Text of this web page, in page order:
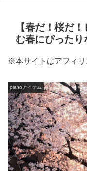
【春だ！桜だ
む春にぴったり
※本サイトはアフィリ
pianoアイテム